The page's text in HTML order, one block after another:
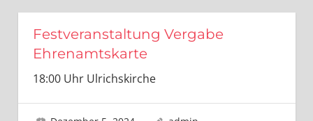
Festveranstaltung Vergabe
Ehrenamtskarte
18:00 Uhr Ulrichskirche